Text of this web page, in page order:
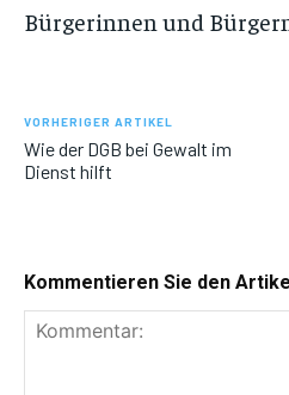
Bürgerinnen und
VORHERIGER ARTIKEL
Wie der DGB bei Gewalt im
Dienst hilft
Kommentieren Sie den Artikel